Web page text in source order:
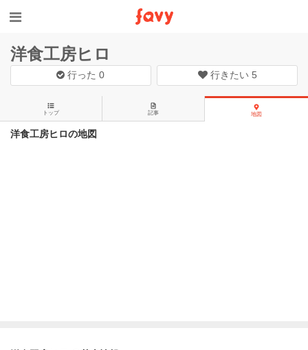
洋食工房ヒロ
行った0 行きたい 5
トップ 記事 地図
洋食工房ヒロの地図